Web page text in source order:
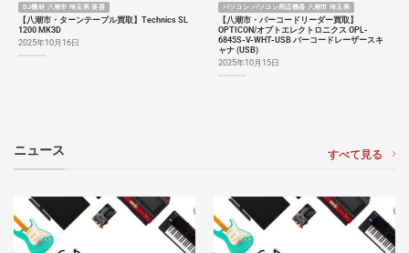
DJ機材 八潮市 埼玉県 楽器
【八潮市・ターンテーブル買取】Technics SL
1200 MK3D
2025年10月16日
パソコン パソコン周辺機器 八潮市 埼玉県
【八潮市・バーコードリーダー買取】
OPTICON/オプトエレクトロニクス OPL-
6845S-V-WHT-USB バーコードレーザースキ
ャナ (USB)
2025年10月15日
ニュース すべて見る